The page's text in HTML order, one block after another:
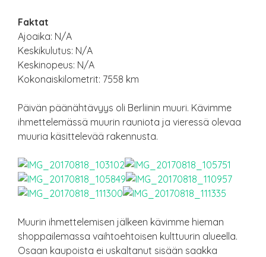
Faktat
Ajoaika: N/A
Keskikulutus: N/A
Keskinopeus: N/A
Kokonaiskilometrit: 7558 km
Päivän päänähtävyys oli Berliinin muuri. Kävimme
ihmettelemässä muurin rauniota ja vieressä olevaa
muuria käsittelevää rakennusta.
Muurin ihmettelemisen jälkeen kävimme hieman
shoppailemassa vaihtoehtoisen kulttuurin alueella.
Osaan kaupoista ei uskaltanut sisään saakka